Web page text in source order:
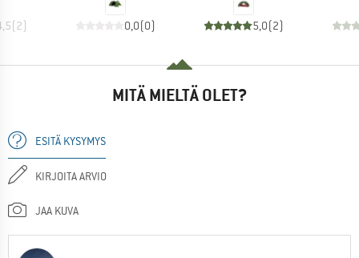
(2) 0,0(0) 5,0(2)
MITÄ MIELTÄ OLET?
ESITÄ KYSYMYS
KIRJOITA ARVIO
JAA KUVA